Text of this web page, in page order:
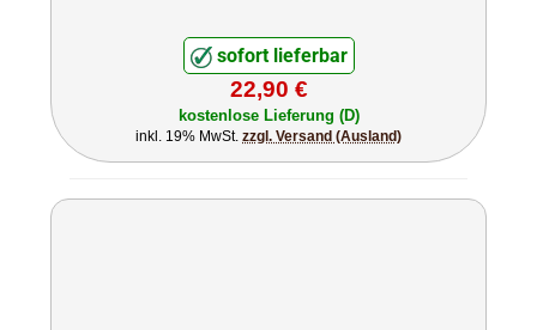
sofort lieferbar
22,90 €
kostenlose Lieferung (D)
inkl. 19% MwSt. zzgl. Versand (Ausland)